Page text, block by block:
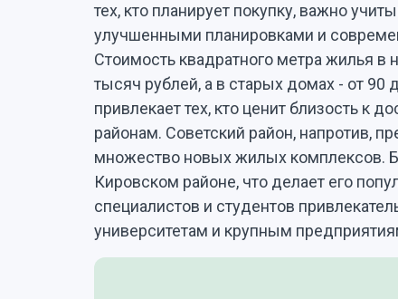
тех, кто планирует покупку, важно
улучшенными планировками и
Стоимость квадратного метра жилья в
тысяч рублей, а в старых домах - от 90
привлекает тех, кто ценит близость к
районам. Советский район, напротив,
множество новых жилых комплексов.
Кировском районе, что делает его
специалистов и студентов
университетам и крупным